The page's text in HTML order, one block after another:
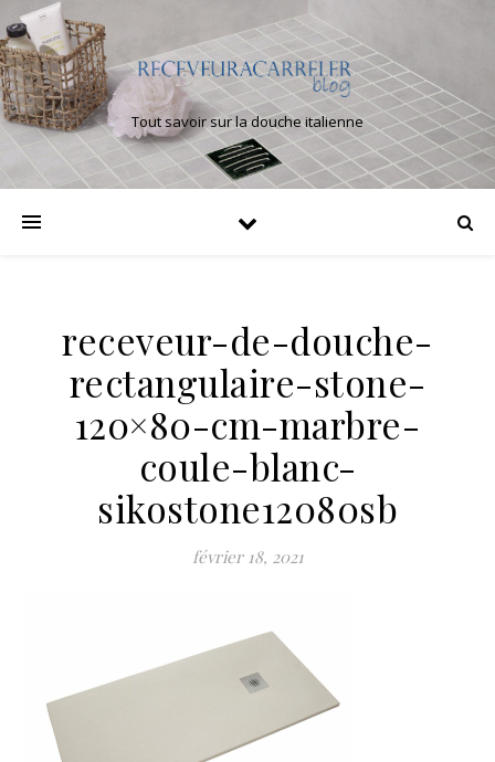
Tout savoir sur la douche italienne
receveur-de-douche-
rectangulaire-stone-
120×80-cm-marbre-
coule-blanc-
sikostone12080sb
février 18, 2021